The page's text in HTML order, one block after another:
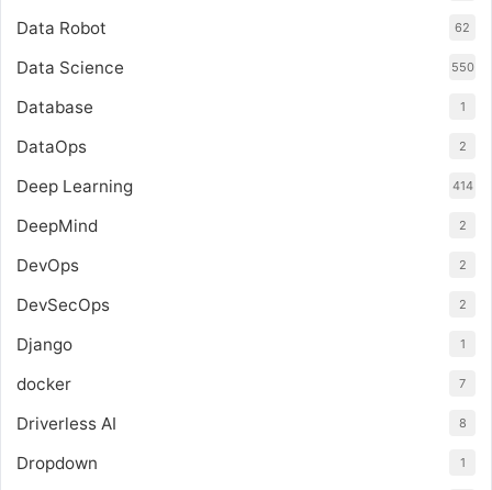
Data Robot 62
Data Science 550
Database 1
DataOps 2
Deep Learning 414
DeepMind 2
DevOps 2
DevSecOps 2
Django 1
docker 7
Driverless AI 8
Dropdown 1